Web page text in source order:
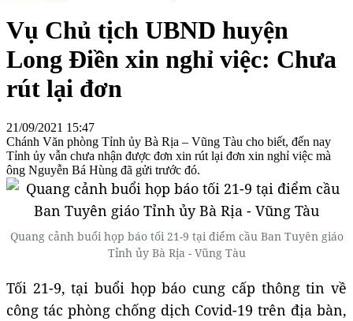
Vụ Chủ tịch UBND huyện
Long Điền xin nghỉ việc: Chưa
rút lại đơn
21/09/2021 15:47
Chánh Văn phòng Tỉnh ủy Bà Rịa – Vũng Tàu cho biết, đến nay
Tỉnh ủy vẫn chưa nhận được đơn xin rút lại đơn xin nghỉ việc mà
ông Nguyễn Bá Hùng đã gửi trước đó.
Quang cảnh buổi họp báo tối 21-9 tại điểm cầu Ban Tuyên giáo
Tỉnh ủy Bà Rịa - Vũng Tàu
Tối 21-9, tại buổi họp báo cung cấp thông tin về
công tác phòng chống dịch Covid-19 trên địa bàn,